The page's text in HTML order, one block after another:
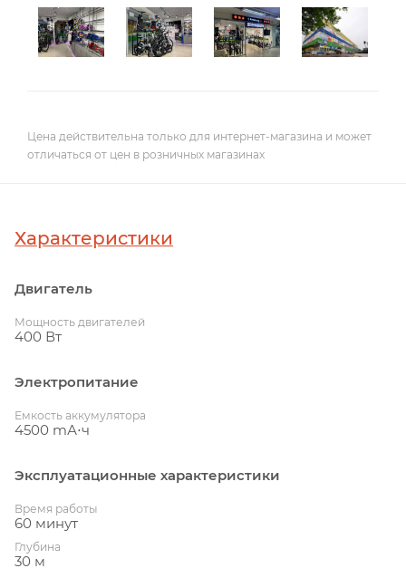
Цена действительна только для интернет-магазина и может
отличаться от цен в розничных магазинах
Характеристики
Двигатель
Мощность двигателей
400 Вт
Электропитание
Емкость аккумулятора
4500 mА⋅ч
Эксплуатационные характеристики
Время работы
60 минут
Глубина
30 м